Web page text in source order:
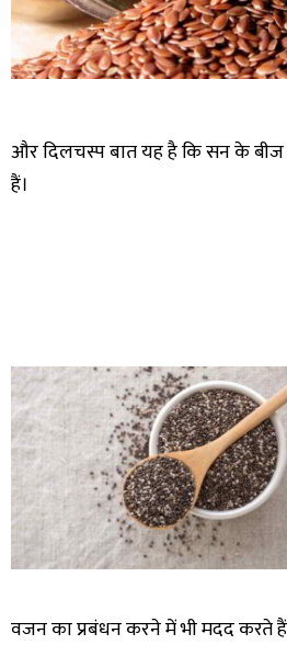
और दिलचस्प बात यह है कि सन के बीज
हैं।
वजन का प्रबंधन करने में भी मदद करते